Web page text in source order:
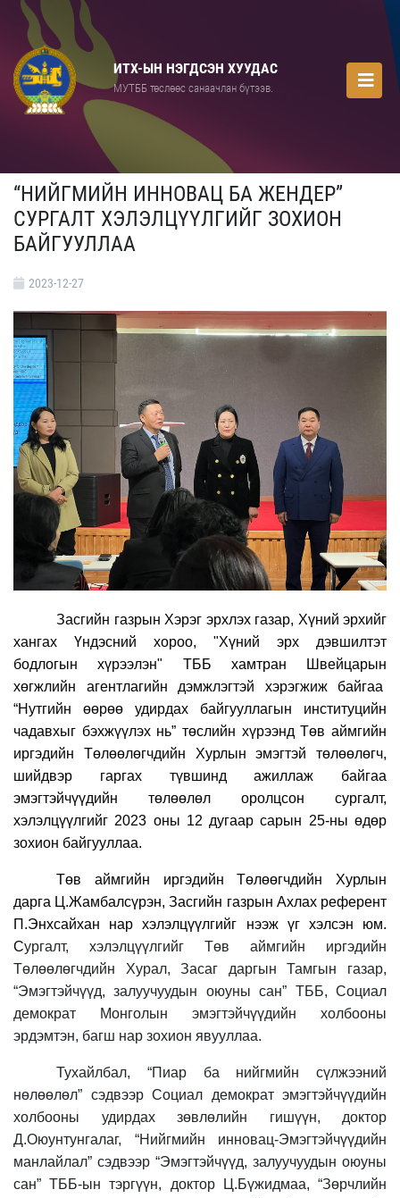
ИТХ-ЫН НЭГДСЭН ХУУДАС
МУТББ төслөөс санаачлан бүтээв.
“НИЙГМИЙН ИННОВАЦ БА ЖЕНДЕР”
СУРГАЛТ ХЭЛЭЛЦҮҮЛГИЙГ ЗОХИОН
БАЙГУУЛЛАА
2023-12-27
Засгийн газрын Хэрэг эрхлэх газар, Хүний эрхийг
хангах Үндэсний хороо, "Хүний эрх дэвшилтэт
бодлогын хүрээлэн" ТББ хамтран Швейцарын
хөгжлийн агентлагийн дэмжлэгтэй хэрэгжиж байгаа
“Нутгийн өөрөө удирдах байгууллагын институцийн
чадавхыг бэхжүүлэх нь” төслийн хүрээнд Төв аймгийн
иргэдийн Төлөөлөгчдийн Хурлын эмэгтэй төлөөлөгч,
шийдвэр гаргах түвшинд ажиллаж байгаа
эмэгтэйчүүдийн төлөөлөл оролцсон сургалт,
хэлэлцүүлгийг 2023 оны 12 дугаар сарын 25-ны өдөр
зохион байгууллаа.
Төв аймгийн иргэдийн Төлөөгчдийн Хурлын
дарга Ц.Жамбалсүрэн, Засгийн газрын Ахлах референт
П.Энхсайхан нар хэлэлцүүлгийг нээж үг хэлсэн юм.
Сургалт, хэлэлцүүлгийг Төв аймгийн иргэдийн
Төлөөлөгчдийн Хурал, Засаг даргын Тамгын газар,
“Эмэгтэйчүүд, залуучуудын оюуны сан” ТББ, Социал
демократ Монголын эмэгтэйчүүдийн холбооны
эрдэмтэн, багш нар зохион явууллаа.
Тухайлбал, “Пиар ба нийгмийн сүлжээний
нөлөөлөл” сэдвээр Социал демократ эмэгтэйчүүдийн
холбооны удирдах зөвлөлийн гишүүн, доктор
Д.Оюунтунгалаг, “Нийгмийн инновац-Эмэгтэйчүүдийн
манлайлал” сэдвээр “Эмэгтэйчүүд, залуучуудын оюуны
сан” ТББ-ын тэргүүн, доктор Ц.Бүжидмаа, “Зөрчлийн